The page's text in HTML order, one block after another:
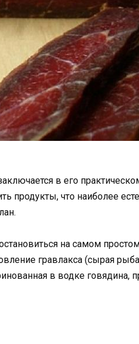
в его
продукты, что наиболее
на самом
гравлакса (сырая
в водке говядина,